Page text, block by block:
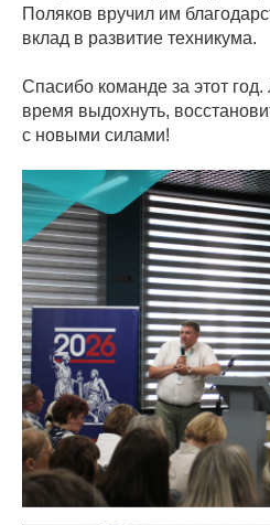
Поляков вручил им
вклад в развитие техникума.
Спасибо команде за этот
время выдохнуть,
с новыми силами!